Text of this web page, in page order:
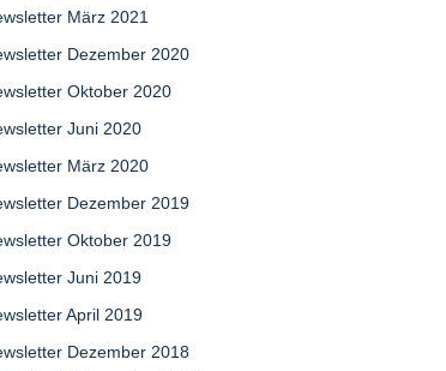
März 2021
Dezember 2020
Oktober 2020
Juni 2020
März 2020
Dezember 2019
Oktober 2019
Juni 2019
April 2019
Dezember 2018